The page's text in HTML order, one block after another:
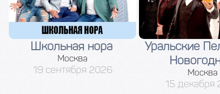
Школьная нора
Москва
19 сентября 2026
Уральские
Москва
15 декабря